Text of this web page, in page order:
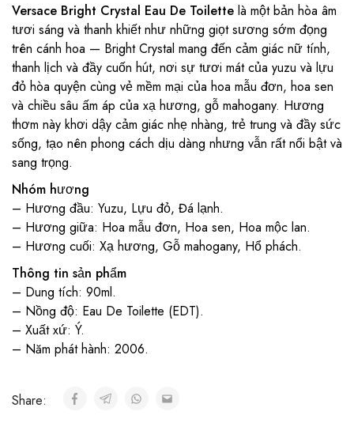
Versace Bright Crystal Eau De Toilette là một bản hòa âm
tươi sáng và thanh khiết như những giọt sương sớm đọng
trên cánh hoa — Bright Crystal mang đến cảm giác nữ tính,
thanh lịch và đầy cuốn hút, nơi sự tươi mát của yuzu và lựu
đỏ hòa quyện cùng vẻ mềm mại của hoa mẫu đơn, hoa sen
và chiều sâu ấm áp của xạ hương, gỗ mahogany. Hương
thơm này khơi dậy cảm giác nhẹ nhàng, trẻ trung và đầy sức
sống, tạo nên phong cách dịu dàng nhưng vẫn rất nổi bật và
sang trọng.
Nhóm hương
– Hương đầu: Yuzu, Lựu đỏ, Đá lạnh.
– Hương giữa: Hoa mẫu đơn, Hoa sen, Hoa mộc lan.
– Hương cuối: Xạ hương, Gỗ mahogany, Hổ phách.
Thông tin sản phẩm
– Dung tích: 90ml.
– Nồng độ: Eau De Toilette (EDT).
– Xuất xứ: Ý.
– Năm phát hành: 2006.
Share: